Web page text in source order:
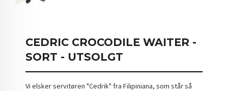
CEDRIC CROCODILE WAITER -
SORT - UTSOLGT
Vi elsker servitøren "Cedrik" fra Filipiniana, som står så